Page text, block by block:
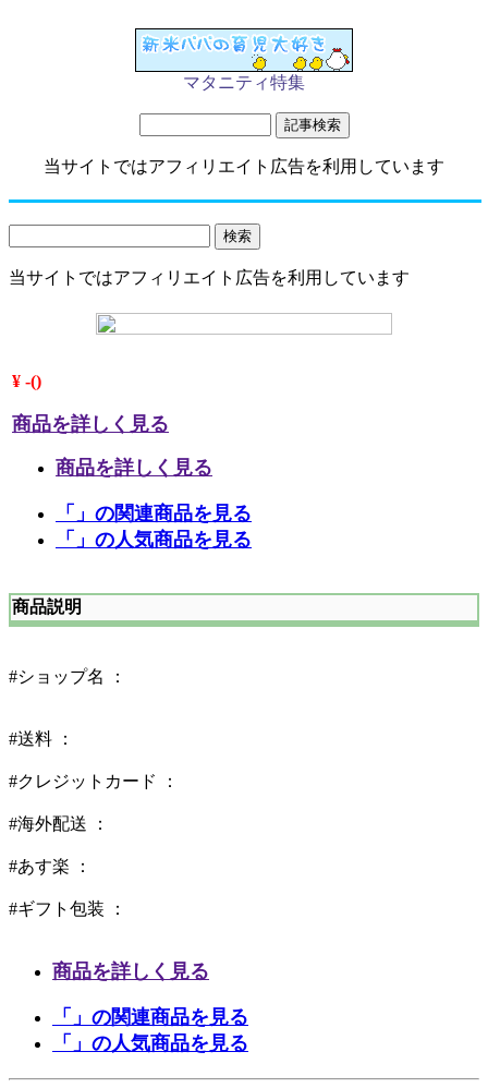
マタニティ特集
当サイトではアフィリエイト広告を利用しています
当サイトではアフィリエイト広告を利用しています
¥ -()
商品を詳しく見る
商品を詳しく見る
「」の関連商品を見る
「」の人気商品を見る
商品説明
#ショップ名 ：
#送料 ：
#クレジットカード ：
#海外配送 ：
#あす楽 ：
#ギフト包装 ：
商品を詳しく見る
「」の関連商品を見る
「」の人気商品を見る